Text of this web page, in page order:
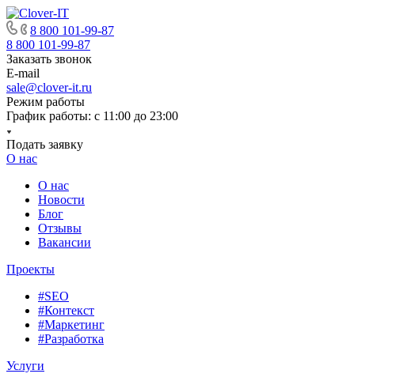
8 800 101-99-87
8 800 101-99-87
Заказать звонок
E-mail
sale@clover-it.ru
Режим работы
График работы: с 11:00 до 23:00
Подать заявку
О нас
О нас
Новости
Блог
Отзывы
Вакансии
Проекты
#SEO
#Контекст
#Маркетинг
#Разработка
Услуги